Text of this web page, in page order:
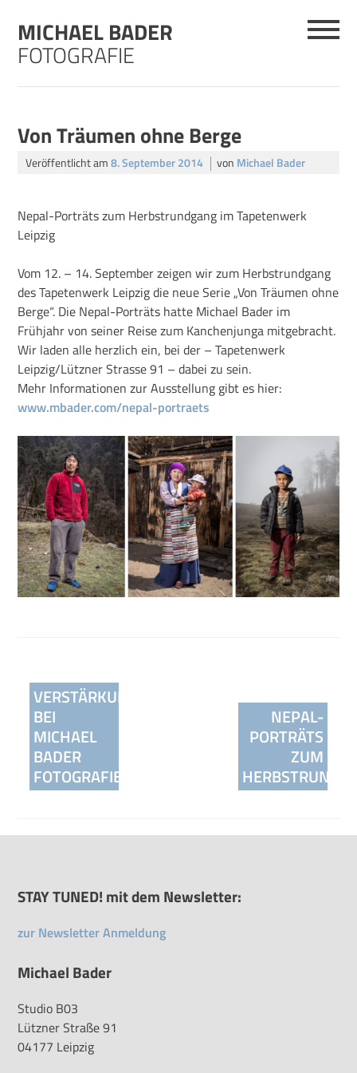
contentMICHAEL BADER
FOTOGRAFIE
Von Träumen ohne Berge
Veröffentlicht am8. September 2014 von Michael Bader
Nepal-Porträts zum Herbstrundgang im Tapetenwerk
Leipzig
Vom 12. – 14. September zeigen wir zum Herbstrundgang
des Tapetenwerk Leipzig die neue Serie „Von Träumen ohne
Berge“. Die Nepal-Porträts hatte Michael Bader im
Frühjahr von seiner Reise zum Kanchenjunga mitgebracht.
Wir laden alle herzlich ein, bei der – Tapetenwerk
Leipzig/Lützner Strasse 91 – dabei zu sein.
Mehr Informationen zur Ausstellung gibt es hier:
www.mbader.com/nepal-portraets
VERSTÄRKUNG
BEI
MICHAEL
BADER
FOTOGRAFIE
NEPAL-
PORTRÄTS
ZUM
STAY TUNED! mit dem Newsletter:
zur Newsletter Anmeldung
Michael Bader
Studio B03
Lützner Straße 91
04177 Leipzig